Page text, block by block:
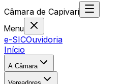
Câmara de Capivari
Menu
e-SICOuvidoria
Início
A Câmara